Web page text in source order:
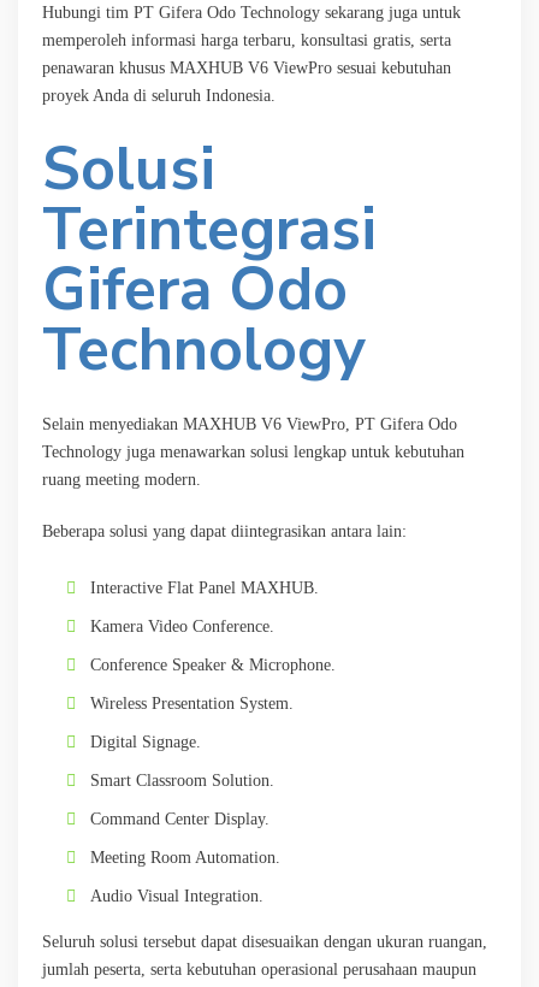
Hubungi tim PT Gifera Odo Technology sekarang juga untuk
memperoleh informasi harga terbaru, konsultasi gratis, serta
penawaran khusus MAXHUB V6 ViewPro sesuai kebutuhan
proyek Anda di seluruh Indonesia.
Solusi
Terintegrasi
Gifera Odo
Technology
Selain menyediakan MAXHUB V6 ViewPro, PT Gifera Odo
Technology juga menawarkan solusi lengkap untuk kebutuhan
ruang meeting modern.
Beberapa solusi yang dapat diintegrasikan antara lain:
Interactive Flat Panel MAXHUB.
Kamera Video Conference.
Conference Speaker & Microphone.
Wireless Presentation System.
Digital Signage.
Smart Classroom Solution.
Command Center Display.
Meeting Room Automation.
Audio Visual Integration.
Seluruh solusi tersebut dapat disesuaikan dengan ukuran ruangan,
jumlah peserta, serta kebutuhan operasional perusahaan maupun